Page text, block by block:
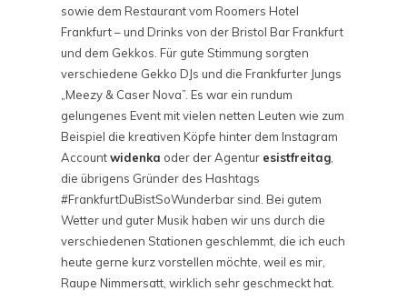
sowie dem Restaurant vom Roomers Hotel
Frankfurt – und Drinks von der Bristol Bar Frankfurt
und dem Gekkos. Für gute Stimmung sorgten
verschiedene Gekko DJs und die Frankfurter Jungs
„Meezy & Caser Nova”. Es war ein rundum
gelungenes Event mit vielen netten Leuten wie zum
Beispiel die kreativen Köpfe hinter dem Instagram
Accountwidenka oder der Agentur esistfreitag,
die übrigens Gründer des Hashtags
#FrankfurtDuBistSoWunderbar sind. Bei gutem
Wetter und guter Musik haben wir uns durch die
verschiedenen Stationen geschlemmt, die ich euch
heute gerne kurz vorstellen möchte, weil es mir,
Raupe Nimmersatt, wirklich sehr geschmeckt hat.